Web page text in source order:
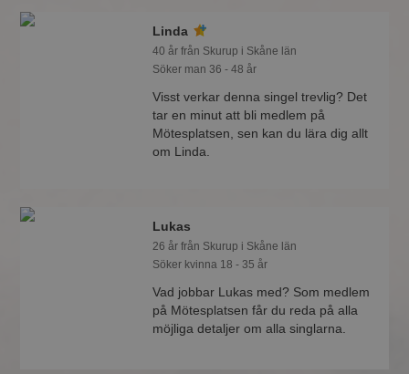
Linda
40 år från Skurup i Skåne län
Söker man 36 - 48 år
Visst verkar denna singel trevlig? Det
tar en minut att bli medlem på
Mötesplatsen, sen kan du lära dig allt
om Linda.
Lukas
26 år från Skurup i Skåne län
Söker kvinna 18 - 35 år
Vad jobbar Lukas med? Som medlem
på Mötesplatsen får du reda på alla
möjliga detaljer om alla singlarna.